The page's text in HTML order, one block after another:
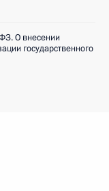
О внесении
государственного